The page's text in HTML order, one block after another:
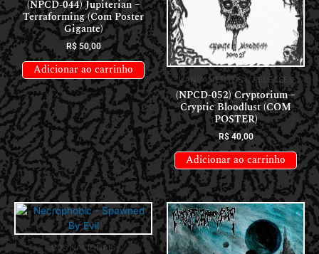
(NPCD-044) Jupiterian –
Terraforming (Com Poster
Gigante)
R$50,00
Adicionar ao carrinho
LANÇAMENTOS // RELEASES
(NPCD-052) Cryptorium –
Cryptic Bloodlust (COM
POSTER)
R$40,00
Adicionar ao carrinho
CDS NACIONAIS